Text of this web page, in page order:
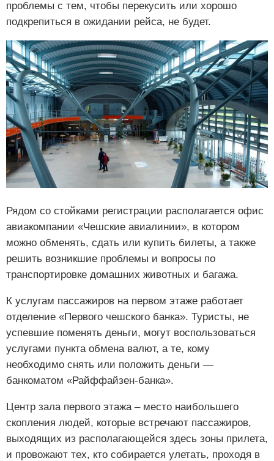
проблемы с тем, чтобы перекусить или хорошо
подкрепиться в ожидании рейса, не будет.
Рядом со стойками регистрации располагается офис
авиакомпании «Чешские авиалинии», в котором
можно обменять, сдать или купить билеты, а также
решить возникшие проблемы и вопросы по
транспортировке домашних животных и багажа.
К услугам пассажиров на первом этаже работает
отделение «Первого чешского банка». Туристы, не
успевшие поменять деньги, могут воспользоваться
услугами пункта обмена валют, а те, кому
необходимо снять или положить деньги —
банкоматом «Райффайзен-банка».
Центр зала первого этажа – место наибольшего
скопления людей, которые встречают пассажиров,
выходящих из располагающейся здесь зоны прилета,
и провожают тех, кто собирается улетать, проходя в